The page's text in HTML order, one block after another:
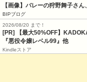
【画像】バレーの狩野舞子さ
BIPブログ
2026/08/20 まで！
[PR]
【最大50%OFF】
『悪役令嬢レベル99』他
Kindleストア